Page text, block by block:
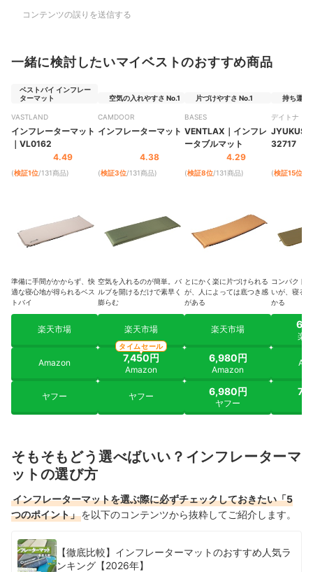
コンテンツの誤りを送信する
一緒に検討したいマイベストのおすすめ商品
ベストバイ インフレー
ターマット
VASTLAND
インフレーターマット
｜ ‎VL0162
4.49
(検証1位/131商品)
準備に手間がかからず、快
適な寝心地が得られるベス
トバイ
楽天市場
Amazon
ヤフー
空気の入れやすさ No.1
CAMDOOR
インフレーターマット
4.38
(検証3位/131商品)
空気を入れるのが簡単。バ
ルブを開けるだけで素早く
膨らむ
楽天市場
7,450円
Amazon
タイムセール
ヤフー
片づけやすさ No.1
BASES
VENTLAX ｜ インフレ
ータブルマット
4.29
(検証8位/131商品)
とにかく楽に片づけられる
が、人によっては底つき感
がある
楽天市場
6,980円
Amazon
6,980円
ヤフー
持ち運び
デイトナ
32717
(検証15位
コンパクト
いが、寝る
かる
楽
そもそもどう選べばいい？インフレーターマ
ットの選び方
インフレーターマットを選ぶ際に必ずチェックしておきたい「5
つのポイント」を以下のコンテンツから抜粋してご紹介します。
【徹底比較】インフレーターマットのおすすめ人気ラ
ンキング【2026年】